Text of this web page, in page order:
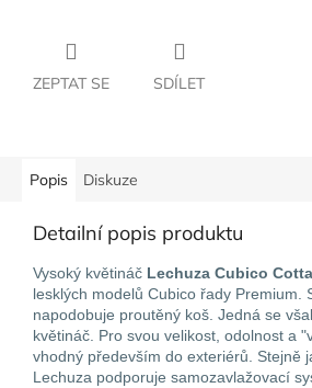
ZEPTAT SE SDÍLET
Popis Diskuze
Detailní popis produktu
Vysoký květináč Lechuza Cubico
lesklých modelů Cubico řady Premium.
napodobuje proutěný koš. Jedná se
květináč. Pro svou velikost, odolnost a
vhodný především do exteriérů. Stejně
Lechuza podporuje samozavlažovací